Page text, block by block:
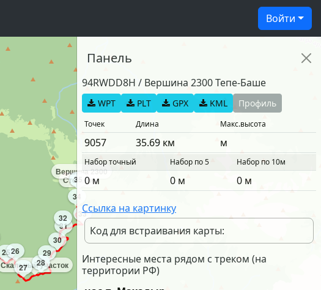
Войти
Скальный участок
Столики
Вершина 2300
2526
27
28
29
30
31
32 33
34
35
Панель
94RWDD8H / Вершина 2300 Тепе-Баше
WPT PLT GPX KML Профиль
Точек Длина Макс.высота
9057 35.69 км м
Набор точный Набор по 5 Набор по 10м
0 м 0 м 0 м
Ссылка на картинку
Код для встраивания карты:
Интересные места рядом с треком (на
территории РФ)